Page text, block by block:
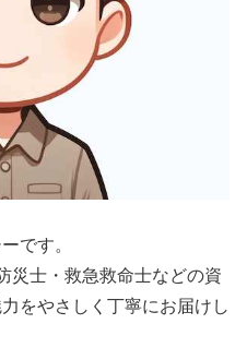
です。
災士・救急救命士などの資
をやさしく丁寧にお届けし